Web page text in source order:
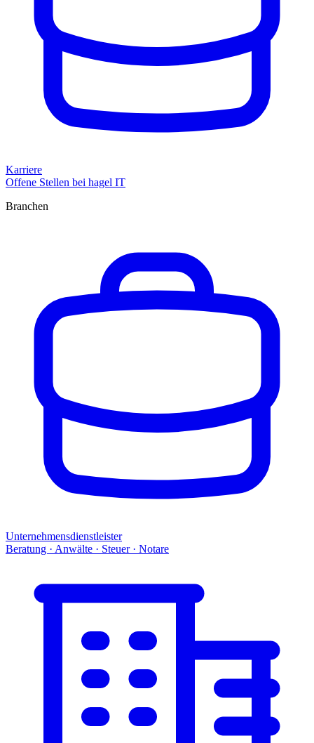
Karriere
Offene Stellen bei hagel IT
Branchen
Unternehmensdienstleister
Beratung · Anwälte · Steuer · Notare